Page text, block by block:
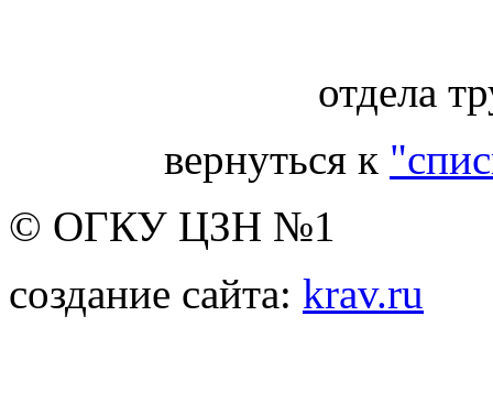
отдела
вернуться к
© ОГКУ ЦЗН №1
создание сайта: krav.ru